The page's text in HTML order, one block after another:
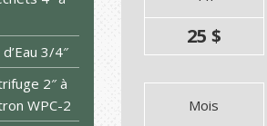
3/4″
2″ à
WPC-2
25 $
Mois